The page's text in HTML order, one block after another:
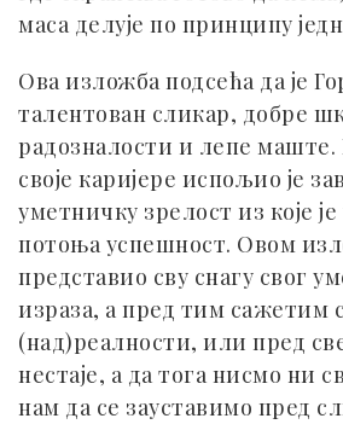
маса делује по принципу
Ова изложба подсећа да је
талентован сликар, добре
радозналости и лепе маште.
своје каријере испољио је
уметничку зрелост из које
потоња успешност. Овом
представио сву снагу свог
израза, а пред тим сажетим
(над)реалности, или пред
нестаје, а да тога нисмо ни
нам да се зауставимо пред